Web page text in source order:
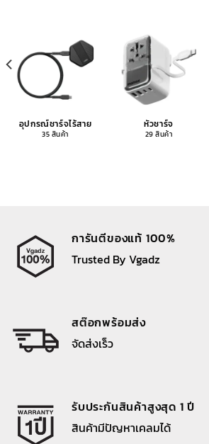
อุปกรณ์ชาร์จไร้สาย
35 สินค้า
หัวชาร์จ
29 สินค้า
การันตีของแท้ 100%
Trusted By Vgadz
สต๊อกพร้อมส่ง
จัดส่งเร็ว
รับประกันสินค้าสูงสุด 1 ปี
สินค้ามีปัญหาเคลมได้